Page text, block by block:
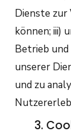
Dienste
können; iii)
Betrieb
unserer
und zu
3.